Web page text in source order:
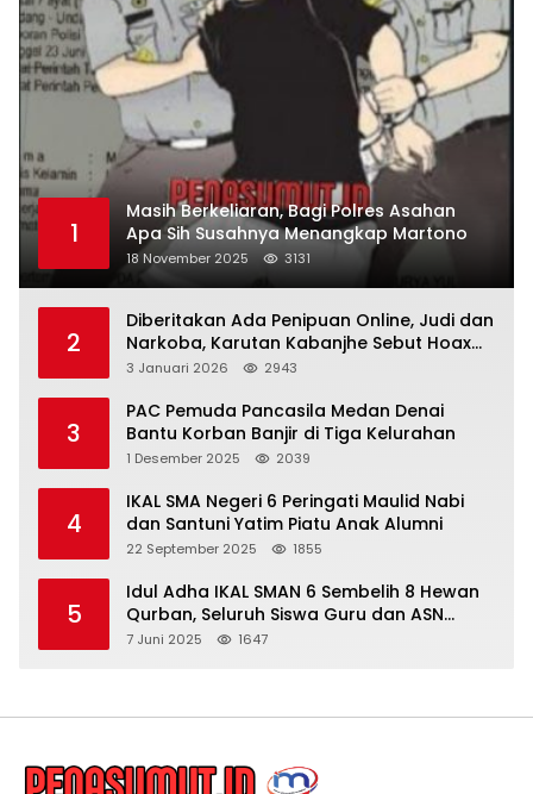
1
Masih Berkeliaran, Bagi Polres Asahan
Apa Sih Susahnya Menangkap Martono
18 November 2025 3131
2
Diberitakan Ada Penipuan Online, Judi dan
Narkoba, Karutan Kabanjhe Sebut Hoax
dan Berita Tak Beryanggungjawab
3 Januari 2026 2943
3
PAC Pemuda Pancasila Medan Denai
Bantu Korban Banjir di Tiga Kelurahan
1 Desember 2025 2039
4
IKAL SMA Negeri 6 Peringati Maulid Nabi
dan Santuni Yatim Piatu Anak Alumni
22 September 2025 1855
5
Idul Adha IKAL SMAN 6 Sembelih 8 Hewan
Qurban, Seluruh Siswa Guru dan ASN
Dapat Daging
7 Juni 2025 1647